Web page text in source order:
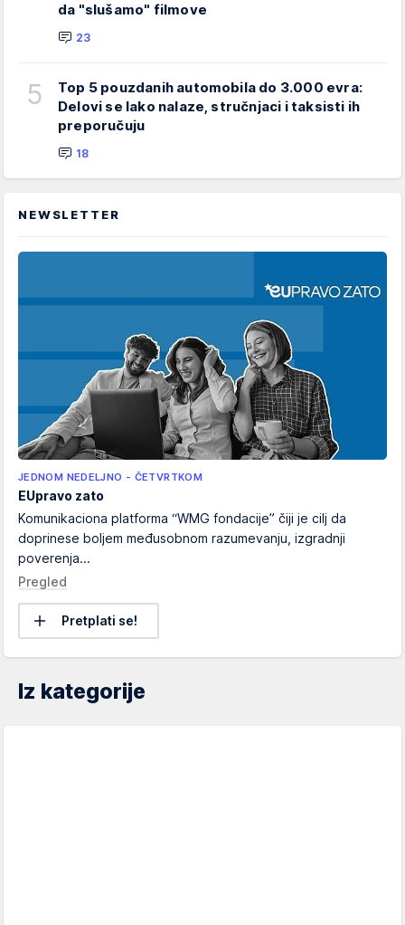
da "slušamo" filmove
23
5
Top 5 pouzdanih automobila do 3.000 evra:
Delovi se lako nalaze, stručnjaci i taksisti ih
preporučuju
18
NEWSLETTER
JEDNOM NEDELJNO - ČETVRTKOM
EUpravo zato
Komunikaciona platforma “WMG fondacije” čiji je cilj da
doprinese boljem međusobnom razumevanju, izgradnji
poverenja...
Pregled
Pretplati se!
Iz kategorije